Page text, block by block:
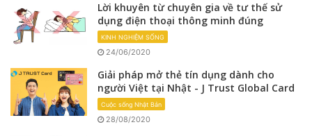
Lời khuyên từ chuyên gia về tư thế sử
dụng điện thoại thông minh đúng
KINH NGHIỆM SỐNG
24/06/2020
Giải pháp mở thẻ tín dụng dành cho
người Việt tại Nhật - J Trust Global Card
Cuộc sống Nhật Bản
28/08/2020